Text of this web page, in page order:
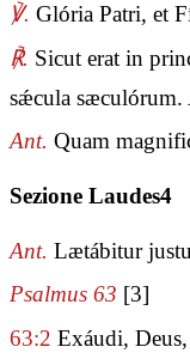
℣. Glória Patri, et
℟. Sicut erat in
sǽcula sæculórum.
Ant. Quam
Sezione Laudes4
Ant. Lætábitur
Psalmus 63 [3]
63:2 Exáudi,